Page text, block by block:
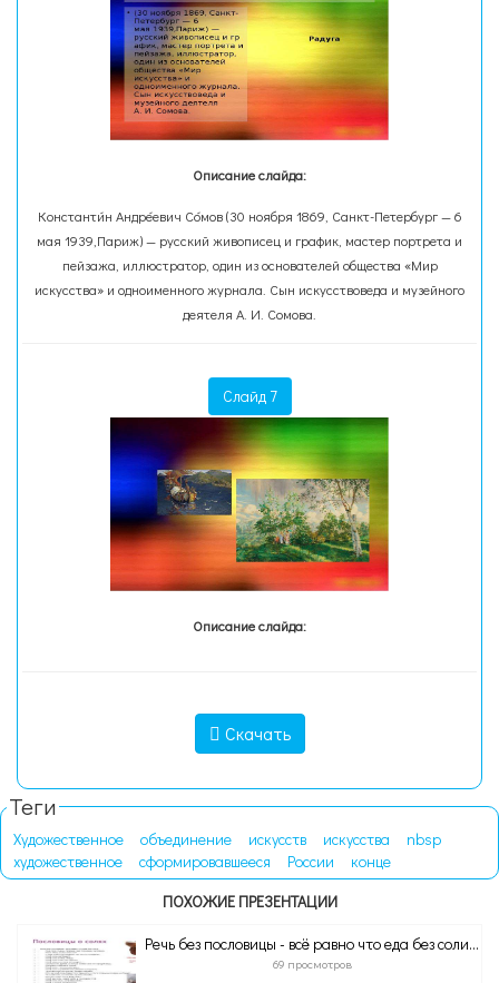
Описание слайда:
Константи́н Андре́евич Со́мов (30 ноября 1869, Санкт-Петербург — 6
мая 1939,Париж) — русский живописец и график, мастер портрета и
пейзажа, иллюстратор, один из основателей общества «Мир
искусства» и одноименного журнала. Сын искусствоведа и музейного
деятеля А. И. Сомова.
Слайд 7
Описание слайда:
Скачать
Теги
Художественное объединение искусств искусства
nbsp
художественное
сформировавшееся России
конце
ПОХОЖИЕ ПРЕЗЕНТАЦИИ
Речь без пословицы - всё равно что еда без соли...
69 просмотров